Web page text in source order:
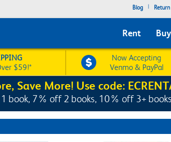
Blog |
Rent Buy
$59!*
Now Accepting
Venmo & PayPal
Save More! Use code:
book, 7% off 2 books, 10% off 3+ books